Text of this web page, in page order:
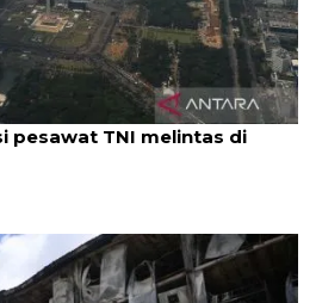
pesawat TNI melintas di